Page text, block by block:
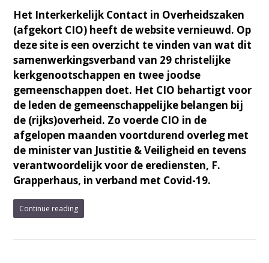
Het Interkerkelijk Contact in Overheidszaken
(afgekort CIO) heeft de website vernieuwd. Op
deze site is een overzicht te vinden van wat dit
samenwerkingsverband van 29 christelijke
kerkgenootschappen en twee joodse
gemeenschappen doet. Het CIO behartigt voor
de leden de gemeenschappelijke belangen bij
de (rijks)overheid. Zo voerde CIO in de
afgelopen maanden voortdurend overleg met
de minister van Justitie & Veiligheid en tevens
verantwoordelijk voor de erediensten, F.
Grapperhaus, in verband met Covid-19.
Continue reading